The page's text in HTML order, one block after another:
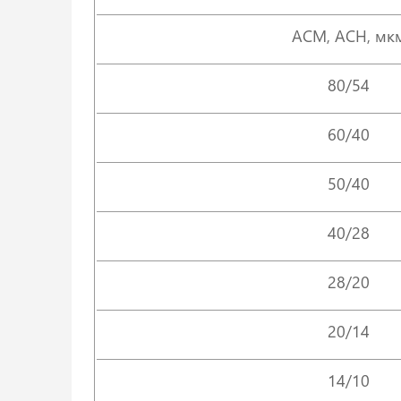
АСМ, АСН,
80/54
60/40
50/40
40/28
28/20
20/14
14/10